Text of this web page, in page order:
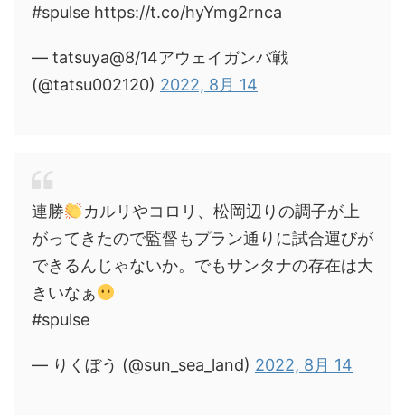
#spulse https://t.co/hyYmg2rnca
— tatsuya@8/14アウェイガンバ戦
(@tatsu002120) 2022, 8月 14
連勝
カルリやコロリ、松岡辺りの調子が上
がってきたので監督もプラン通りに試合運びが
できるんじゃないか。でもサンタナの存在は大
きいなぁ
#spulse
— りくぼう (@sun_sea_land) 2022, 8月 14